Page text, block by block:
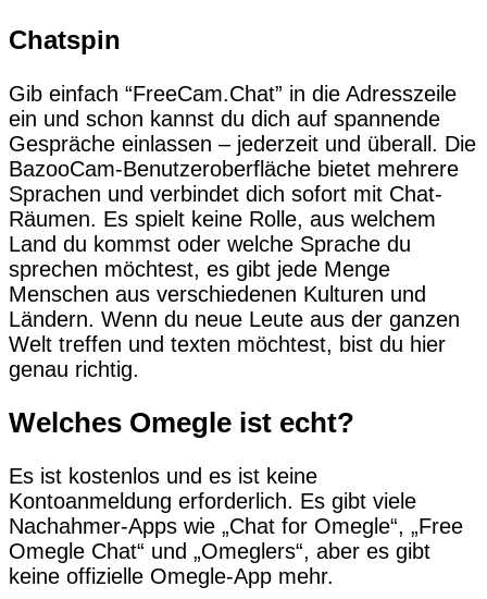
Chatspin
Gib einfach “FreeCam.Chat” in die Adresszeile
ein und schon kannst du dich auf spannende
Gespräche einlassen – jederzeit und überall. Die
BazooCam-Benutzeroberfläche bietet mehrere
Sprachen und verbindet dich sofort mit Chat-
Räumen. Es spielt keine Rolle, aus welchem
Land du kommst oder welche Sprache du
sprechen möchtest, es gibt jede Menge
Menschen aus verschiedenen Kulturen und
Ländern. Wenn du neue Leute aus der ganzen
Welt treffen und texten möchtest, bist du hier
genau richtig.
Welches Omegle ist echt?
Es ist kostenlos und es ist keine
Kontoanmeldung erforderlich. Es gibt viele
Nachahmer-Apps wie „Chat for Omegle“, „Free
Omegle Chat“ und „Omeglers“, aber es gibt
keine offizielle Omegle-App mehr.